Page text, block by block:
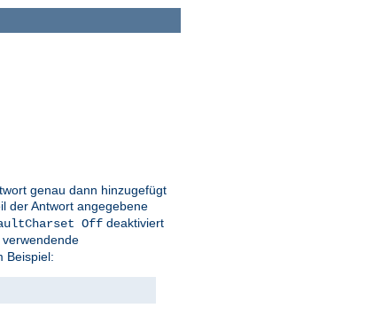
genau dann hinzugefügt
der Antwort angegebene
Off deaktiviert
verwendende
Beispiel: